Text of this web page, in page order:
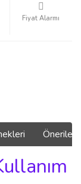
Fiyat Alarmı